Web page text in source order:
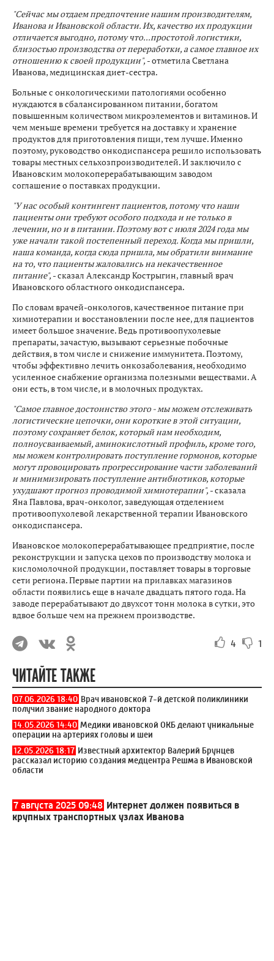
"Сейчас мы отдаем предпочтение нашим производителям,
Иванова и Ивановской области. Их, качество их продукции
отличается выгодно, потому что...простотой логистики,
близостью производства от переработки, а самое главное их
отношению к своей продукции", - отметила Светлана
Иванова, медицинская диет-сестра.
Больные с онкологическими патологиями особенно
нуждаются в сбалансированном питании, богатом
повышенным количеством микроэлементов и витаминов. И
чем меньше времени требуется на доставку и хранение
продуктов для приготовления пищи, тем лучше. Именно
поэтому, руководство онкодиспансера решило использовать
товары местных сельхозпроизводителей. И заключило с
Ивановским молокоперерабатывающим заводом
соглашение о поставках продукции.
"У нас особый контингент пациентов, потому что наши
пациенты они требуют особого подхода и не только в
лечении, но и в питании. Поэтому вот с июля 2024 года мы
уже начали такой постепенный переход. Когда мы пришли,
наша команда, когда сюда пришла, мы обратили внимание
на то, что пациенты жаловались на некачественное
питание", - сказал Александр Кострыгин, главный врач
Ивановского областного онкодиспансера.
По словам врачей-онкологов, качественное питание при
химиотерапии и восстановлении после нее, для пациентов
имеет большое значение. Ведь противоопухолевые
препараты, зачастую, вызывают серьезные побочные
действия, в том числе и снижение иммунитета. Поэтому,
чтобы эффективно лечить онкозаболевания, необходимо
усиленное снабжение организма полезными веществами. А
они есть, в том числе, и в молочных продуктах.
"Самое главное достоинство этого - мы можем отслеживать
логистические цепочки, они короткие в этой ситуации,
поэтому сохраняет белок, который нам необходим,
полноусваиваемый, аминокислотный профиль, кроме того,
мы можем контролировать поступление гормонов, которые
могут провоцировать прогрессирование части заболеваний
и минимизировать поступление антибиотиков, которые
ухудшают прогноз проводимой химиотерапии", - сказала
Яна Павлова, врач-онколог, заведующая отделением
противоопухолевой лекарственной терапии Ивановского
онкодиспансера.
Ивановское молокоперерабатывающее предприятие, после
реконструкции и запуска цехов по производству молока и
кисломолочной продукции, поставляет товары в торговые
сети региона. Первые партии на прилавках магазинов
области появились еще в начале двадцать пятого года. На
заводе перерабатывают до двухсот тонн молока в сутки, это
вдвое больше чем на прежнем производстве.
4 1
ЧИТАЙТЕ ТАКЖЕ
07.06.2026 18:40 Врач ивановской 7-й детской поликлиники
получил звание народного доктора
14.05.2026 14:40 Медики ивановской ОКБ делают уникальные
операции на артериях головы и шеи
12.05.2026 18:17 Известный архитектор Валерий Брунцев
рассказал историю создания медцентра Решма в Ивановской
области
7 августа 2025 09:48 Интернет должен появиться в
крупных транспортных узлах Иванова